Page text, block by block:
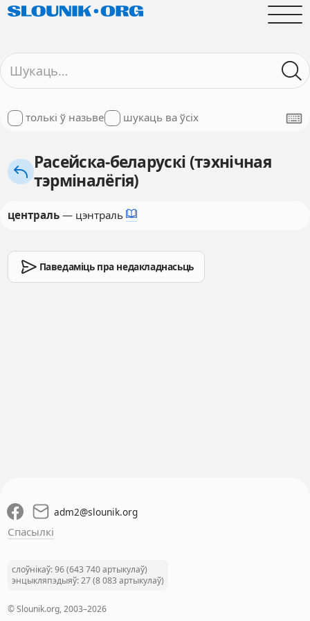
толькі ў назьве шукаць ва ўсіх
Расейска-беларускі (тэхнічная
тэрміналёгія)
централь— цэнтраль
Паведаміць пра недакладнасьць
adm2@slounik.org
Спасылкі
слоўнікаў: 96 (643 740 артыкулаў)
энцыкляпэдыяў: 27 (8 083 артыкулаў)
© Slounik.org, 2003–2026